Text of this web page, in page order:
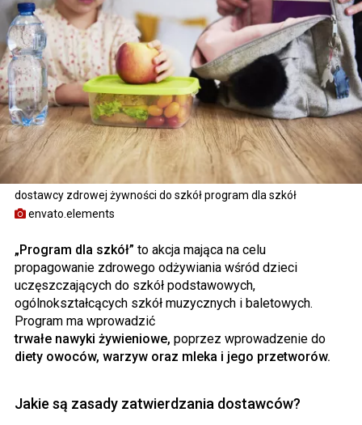
dostawcy zdrowej żywności do szkół program dla szkół
envato.elements
„Program dla szkół” to akcja mająca na celu
propagowanie zdrowego odżywiania wśród dzieci
uczęszczających do szkół podstawowych,
ogólnokształcących szkół muzycznych i baletowych.
Program ma wprowadzić
trwałe nawyki żywieniowe, poprzez wprowadzenie do
diety owoców, warzyw oraz mleka i jego przetworów.
Jakie są zasady zatwierdzania dostawców?